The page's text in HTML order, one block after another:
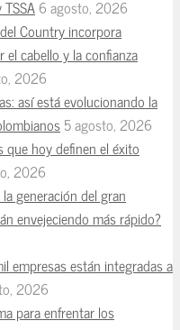
6 agosto, 2026
Country incorpora
cabello y la confianza
2026
así está evolucionando la
5 agosto, 2026
que hoy definen el éxito
2026
generación del gran
envejeciendo más rápido?
empresas están integradas a
2026
para enfrentar los